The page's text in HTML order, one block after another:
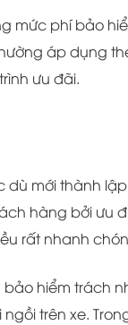
mức phí bảo
áp dụng
ưu đãi.
mới thành
hàng bởi ưu
rất nhanh
hiểm trách
trên xe.